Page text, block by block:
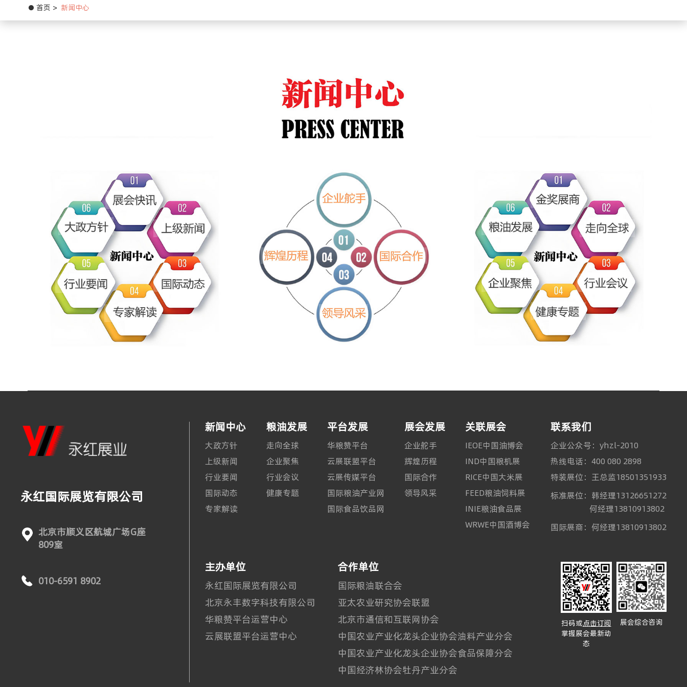
首页 新闻中心
永红国际展览有限公司
北京市顺义区航城广场G座
809室
010-6591 8902
新闻中心
大政方针
上级新闻
行业要闻
国际动态
专家解读
粮油发展
走向全球
企业聚焦
行业会议
健康专题
平台发展
华粮赞平台
云展联盟平台
云展传媒平台
国际粮油产业网
国际食品饮品网
展会发展
企业舵手
辉煌历程
国际合作
领导风采
关联展会
IEOE中国油博会
IND中国粮机展
RICE中国大米展
FEED粮油饲料展
INIE粮油食品展
WRWE中国酒博会
联系我们
企业公众号：yhzl-2010
热线电话：400 080 2898
特装展位：王总监18501351933
标准展位：韩经理13126651272
何经理13810913802
国际展商：何经理13810913802
主办单位
永红国际展览有限公司
北京永丰数字科技有限公司
华粮赞平台运营中心
云展联盟平台运营中心
合作单位
国际粮油联合会
亚太农业研究协会联盟
北京市通信和互联网协会
中国农业产业化龙头企业协会油料产业分会
中国农业产业化龙头企业协会食品保障分会
中国经济林协会牡丹产业分会
扫码或点击订阅
掌握展会最新动
态
展会综合咨询